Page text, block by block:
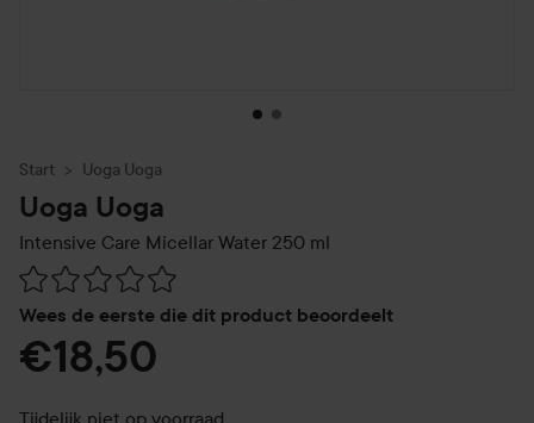
Start Uoga Uoga
Uoga Uoga
Intensive Care Micellar Water 250 ml
Wees de eerste die dit product beoordeelt
Ga naar Reviews & reacties
€18,50
Tijdelijk niet op voorraad